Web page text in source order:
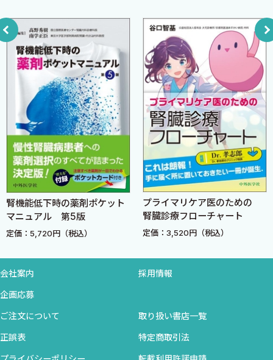
3．主なNa貯留因子と水貯留因子の動態
F．なぜ浮腫が起こるか―末梢血管・リンパ管の関与 （松尾
汎）
1．浮腫の病態生理
2．浮腫をきたす疾患と病態
3．浮腫と末梢循環系
4．静脈循環：静脈弁と筋ポンプ
5．深部静脈血栓症による浮腫
6．リンパ系由来の浮腫
第2章 浮腫をとる利尿薬を知る
A．フロセミド （柴 昌行，佐藤幸人）
持続投与vsボーラス投与，高用量投与vs低用量投与
B．トラセミド （柴 昌行，佐藤幸人）
抗アルドステロン作用からみたトラセミドの可能性
RAS抑制薬，β遮断薬非投与例では長時間作用型ループ利尿薬
を考慮
付）利尿薬抵抗性とその対処方法
腎機能低下時の薬剤ポケット
マニュアル 第5版
定価：5,720円（税込）
プライマリケア医のための
腎臓診療フローチャート
定価：3,520円（税込）
会社案内 採用情報
企画応募
ご注文について 取り扱い書店一覧
正誤表 特定商取引法